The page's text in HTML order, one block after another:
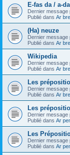
E-fas da / a-
Dernier message
Publié dans Ar
(Ha) neuze
Dernier message
Publié dans Ar
Wikipedia
Dernier message
Publié dans Ar
Les
Dernier message
Publié dans Ar
Les
Dernier message
Publié dans Ar
Les
Dernier message
Publié dans Ar